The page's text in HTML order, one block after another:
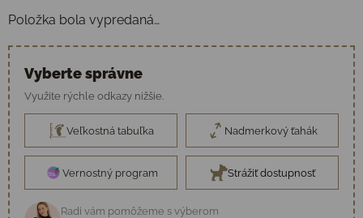
Položka bola vypredaná…
Vyberte správne
Využite rýchle odkazy nižšie.
Veľkostná tabuľka Nadmerkový ťahák
Vernostný program Strážiť dostupnosť
Radi vám pomôžeme s výberom